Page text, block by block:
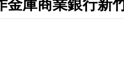
金庫商業銀行新